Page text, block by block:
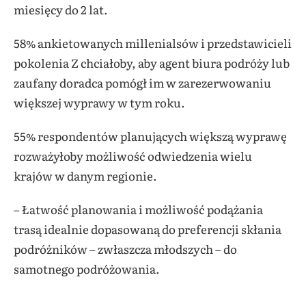
miesięcy do 2 lat.
58% ankietowanych millenialsów i przedstawicieli
pokolenia Z chciałoby, aby agent biura podróży lub
zaufany doradca pomógł im w zarezerwowaniu
większej wyprawy w tym roku.
55% respondentów planujących większą wyprawę
rozważyłoby możliwość odwiedzenia wielu
krajów w danym regionie.
– Łatwość planowania i możliwość podążania
trasą idealnie dopasowaną do preferencji skłania
podróżników – zwłaszcza młodszych – do
samotnego podróżowania.